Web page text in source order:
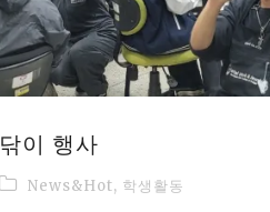
이 행사
News&Hot, 학생활동